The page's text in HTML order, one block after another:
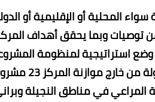
المحلية أو الإقليمية أو
توصيات وبما يحقق أهداف
وضع استراتيجية لمنظومة
وفقاً لاستراتيجية 2030 للمركز والخطة التنفيذية لها حيث بلغ عدد
في مناطق النجيلة